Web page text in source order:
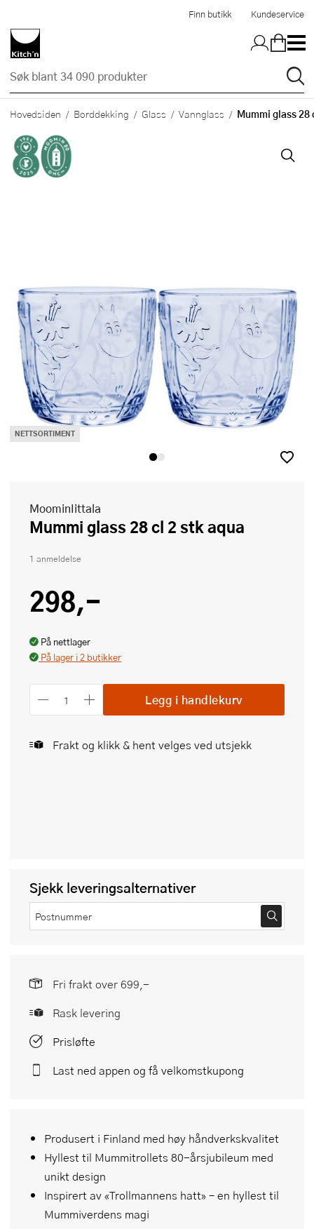
Finn butikk Kundeservice
Hovedsiden Borddekking Glass Vannglass Mummi glass 28
NETTSORTIMENT
MoominIittala
Mummi glass 28 cl 2 stk aqua
1 anmeldelse
298,-
På nettlager
På lager i 2 butikker
Legg i handlekurv
Frakt og klikk & hent velges ved utsjekk
Produsert i Finland med høy håndverkskvalitet
Hyllest til Mummitrollets 80-årsjubileum med
unikt design
Inspirert av «Trollmannens hatt» – en hyllest til
Mummiverdens magi
Sjekk leveringsalternativer
Fri frakt over 699,-
Rask levering
Prisløfte
Last ned appen og få velkomstkupong